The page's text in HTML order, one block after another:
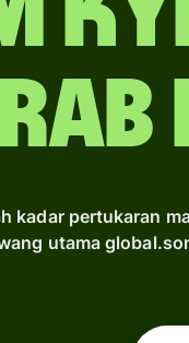
kadar pertukaran
utama